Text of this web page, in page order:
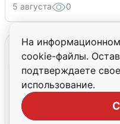
На
cookie-файлы.
подтверждаете свое
использование.
5 августа 0